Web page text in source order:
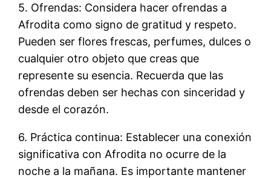
5. Ofrendas: Considera hacer ofrendas a
Afrodita como signo de gratitud y respeto.
Pueden ser flores frescas, perfumes, dulces o
cualquier otro objeto que creas que
represente su esencia. Recuerda que las
ofrendas deben ser hechas con sinceridad y
desde el corazón.
6. Práctica continua: Establecer una conexión
significativa con Afrodita no ocurre de la
noche a la mañana. Es importante mantener